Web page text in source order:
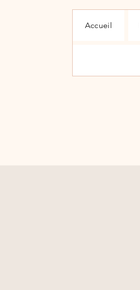
Accueil